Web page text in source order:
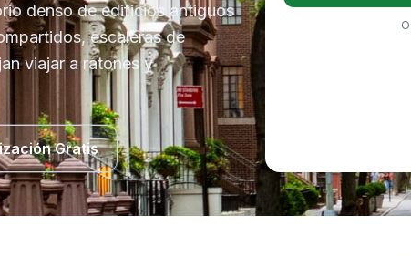
denso de edificios antiguos
escaleras de
viajar a ratones y
Gratis